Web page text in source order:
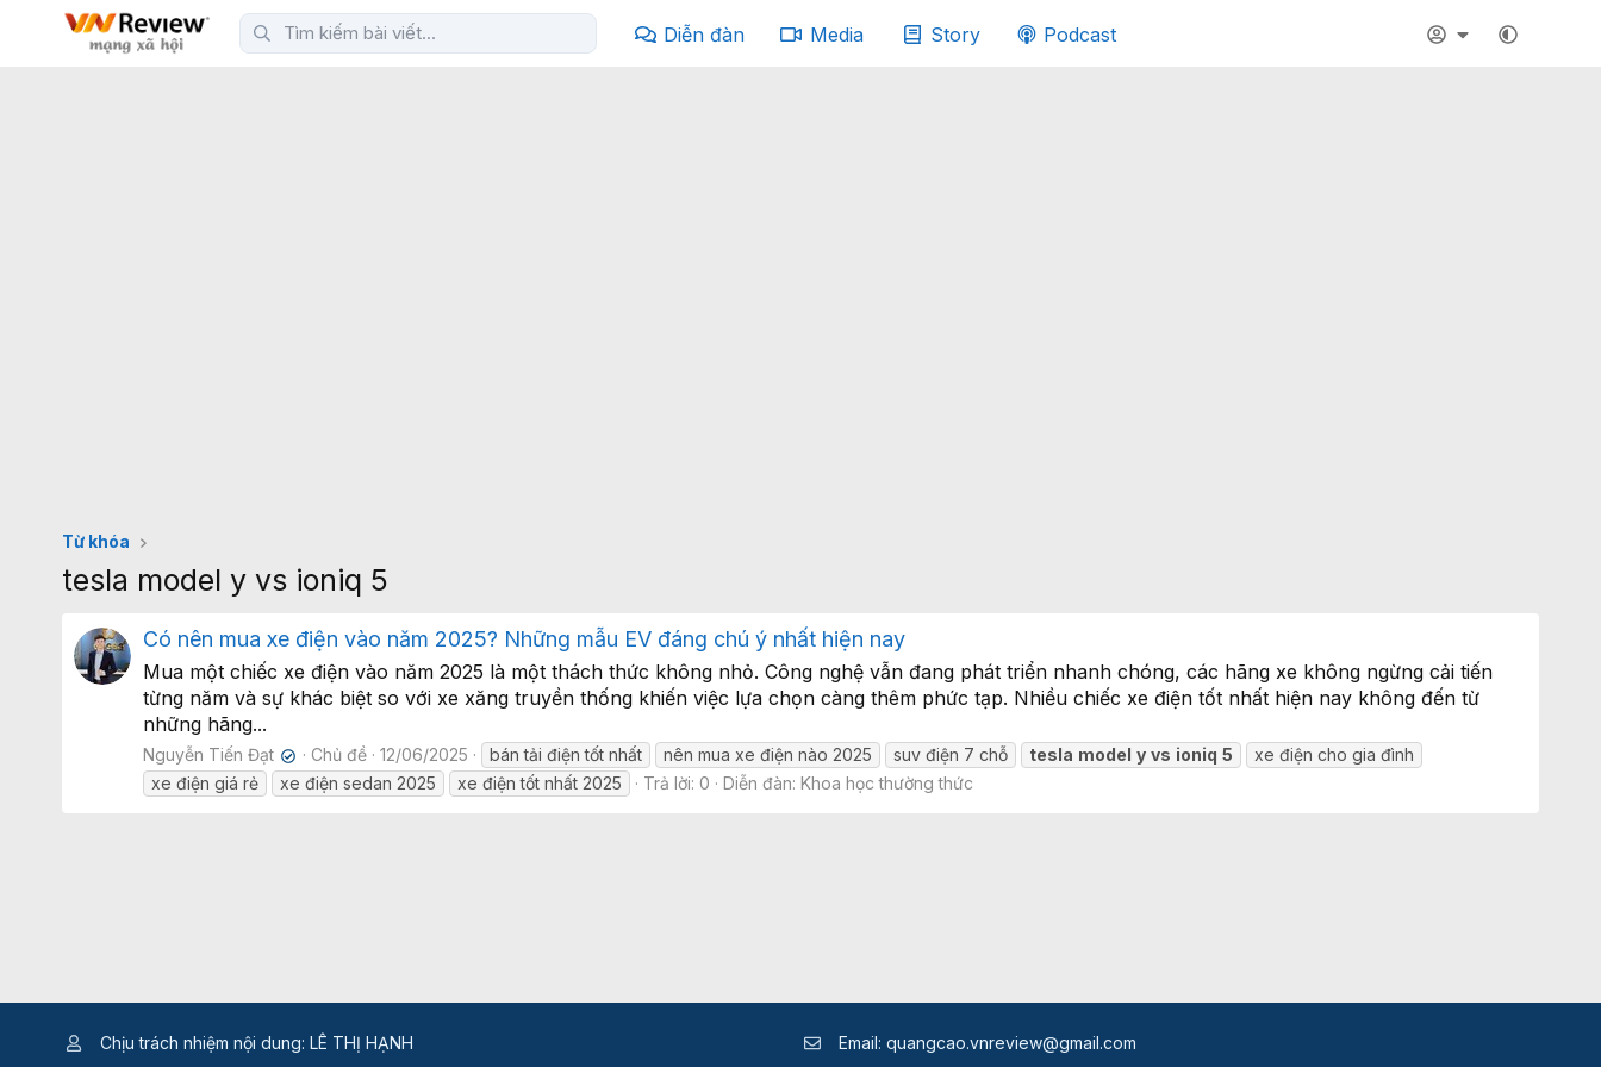
Diễn đàn Media Story Podcast
Từ khóa
tesla model y vs ioniq 5
Có nên mua xe điện vào năm 2025? Những mẫu EV đáng chú ý nhất hiện nay
Mua một chiếc xe điện vào năm 2025 là một thách thức không nhỏ. Công nghệ vẫn đang phát triển nhanh chóng, các hãng xe không ngừng cải tiến
từng năm và sự khác biệt so với xe xăng truyền thống khiến việc lựa chọn càng thêm phức tạp. Nhiều chiếc xe điện tốt nhất hiện nay không đến từ
những hãng...
Nguyễn Tiến Đạt ✔ Chủ đề 12/06/2025 bán tải điện tốt nhất nên mua xe điện nào 2025 suv điện 7 chỗ tesla model y vs ioniq 5
xe điện cho gia đình
xe điện giá rẻ
xe điện sedan 2025 xe điện tốt nhất 2025 Trả lời: 0 Diễn đàn: Khoa học thường thức
Chịu trách nhiệm nội dung: LÊ THỊ HẠNH Email: quangcao.vnreview@gmail.com